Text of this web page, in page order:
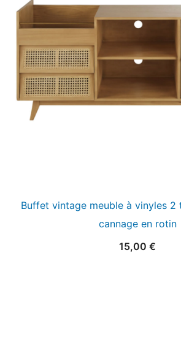
Buffet vintage meuble à vinyles
cannage en rotin
15,00 €